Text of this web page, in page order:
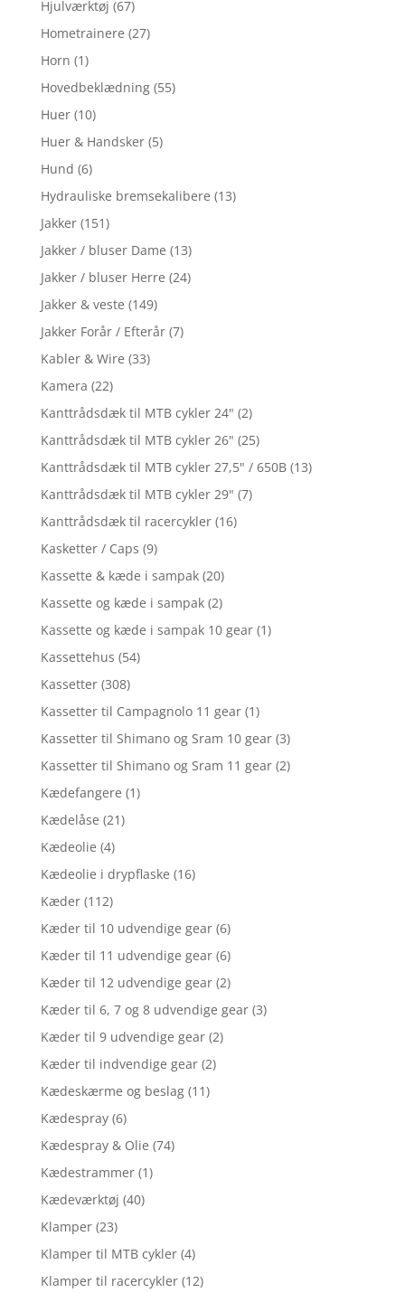
Hjulværktøj (67)
Hometrainere (27)
Horn (1)
Hovedbeklædning (55)
Huer (10)
Huer & Handsker (5)
Hund (6)
Hydrauliske bremsekalibere (13)
Jakker (151)
Jakker / bluser Dame (13)
Jakker / bluser Herre (24)
Jakker & veste (149)
Jakker Forår / Efterår (7)
Kabler & Wire (33)
Kamera (22)
Kanttrådsdæk til MTB cykler 24" (2)
Kanttrådsdæk til MTB cykler 26" (25)
Kanttrådsdæk til MTB cykler 27,5" / 650B (13)
Kanttrådsdæk til MTB cykler 29" (7)
Kanttrådsdæk til racercykler (16)
Kasketter / Caps (9)
Kassette & kæde i sampak (20)
Kassette og kæde i sampak (2)
Kassette og kæde i sampak 10 gear (1)
Kassettehus (54)
Kassetter (308)
Kassetter til Campagnolo 11 gear (1)
Kassetter til Shimano og Sram 10 gear (3)
Kassetter til Shimano og Sram 11 gear (2)
Kædefangere (1)
Kædelåse (21)
Kædeolie (4)
Kædeolie i drypflaske (16)
Kæder (112)
Kæder til 10 udvendige gear (6)
Kæder til 11 udvendige gear (6)
Kæder til 12 udvendige gear (2)
Kæder til 6, 7 og 8 udvendige gear (3)
Kæder til 9 udvendige gear (2)
Kæder til indvendige gear (2)
Kædeskærme og beslag (11)
Kædespray (6)
Kædespray & Olie (74)
Kædestrammer (1)
Kædeværktøj (40)
Klamper (23)
Klamper til MTB cykler (4)
Klamper til racercykler (12)